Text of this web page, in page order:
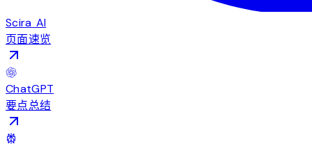
Scira AI
页面速览
ChatGPT
要点总结